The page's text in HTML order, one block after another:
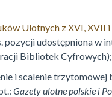
Ulotnych z XVI, XVII
pozycji udostępniona w
Bibliotek Cyfrowych);
i scalenie
Gazety ulotne polskie i